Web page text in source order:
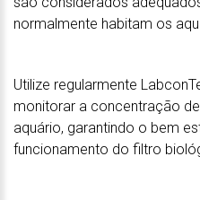
normalmente habitam os
Utilize regularmente
monitorar a concentração
aquário, garantindo o bem
funcionamento do filtro